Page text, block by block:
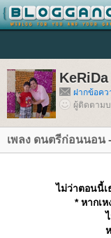
KeRiDa
ฝากข้อคว
ผู้ติดตาม
เพลง ดนตรีก่อนนอน
ไม่ว่าตอนนี้เ
* หากเ